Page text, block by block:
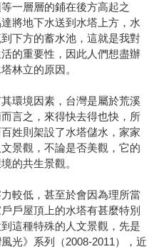
一層層的鋪在後方高起之
將地下水送到水塔上方，水
下方的蓄水池，這就是我對
的重要性，因此人們想盡辦
林立的原因。
環境因素，台灣是屬於荒溪
言之，來得快去得也快，所
姓則架設了水塔儲水，家家
景觀，不論是否美觀，它的
的共生景觀。
較低，甚至於會因為理所當
戶屋頂上的水塔有甚麼特別
這種特殊的人文景觀，先是
光》系列（2008-2011），近